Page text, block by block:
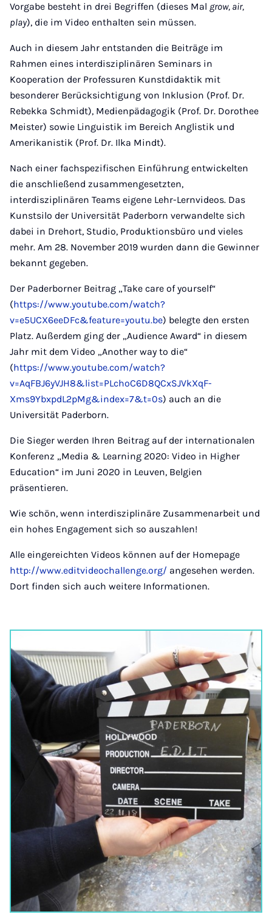
Vorgabe besteht in drei Begriffen (dieses Mal grow, air,
play), die im Video enthalten sein müssen.
Auch in diesem Jahr entstanden die Beiträge im
Rahmen eines interdisziplinären Seminars in
Kooperation der Professuren Kunstdidaktik mit
besonderer Berücksichtigung von Inklusion (Prof. Dr.
Rebekka Schmidt), Medienpädagogik (Prof. Dr. Dorothee
Meister) sowie Linguistik im Bereich Anglistik und
Amerikanistik (Prof. Dr. Ilka Mindt).
Nach einer fachspezifischen Einführung entwickelten
die anschließend zusammengesetzten,
interdisziplinären Teams eigene Lehr-Lernvideos. Das
Kunstsilo der Universität Paderborn verwandelte sich
dabei in Drehort, Studio, Produktionsbüro und vieles
mehr. Am 28. November 2019 wurden dann die Gewinner
bekannt gegeben.
Der Paderborner Beitrag „Take care of yourself“
(https://www.youtube.com/watch?
v=e5UCX6eeDFc&feature=youtu.be) belegte den ersten
Platz. Außerdem ging der „Audience Award“ in diesem
Jahr mit dem Video „Another way to die“
(https://www.youtube.com/watch?
v=AqFBJ6yVJH8&list=PLchoC6D8QCxSJVkXqF-
Xms9YbxpdL2pMg&index=7&t=0s) auch an die
Universität Paderborn.
Die Sieger werden Ihren Beitrag auf der internationalen
Konferenz „Media & Learning 2020: Video in Higher
Education“ im Juni 2020 in Leuven, Belgien
präsentieren.
Wie schön, wenn interdisziplinäre Zusammenarbeit und
ein hohes Engagement sich so auszahlen!
Alle eingereichten Videos können auf der Homepage
http://www.editvideochallenge.org/ angesehen werden.
Dort finden sich auch weitere Informationen.